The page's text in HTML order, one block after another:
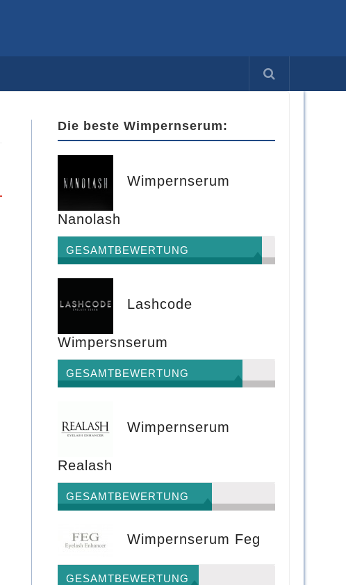
Die beste Wimpernserum:
Wimpernserum
Nanolash
GESAMTBEWERTUNG
Lashcode
Wimpersnserum
GESAMTBEWERTUNG
Wimpernserum
Realash
GESAMTBEWERTUNG
Wimpernserum Feg
GESAMTBEWERTUNG